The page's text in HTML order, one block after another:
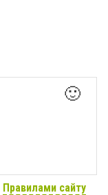
🙂
Правилами сайту